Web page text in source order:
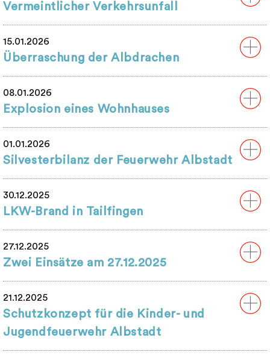
Vermeintlicher Verkehrsunfall
15.01.2026
Überraschung der Albdrachen
08.01.2026
Explosion eines Wohnhauses
01.01.2026
Silvesterbilanz der Feuerwehr Albstadt
30.12.2025
LKW-Brand in Tailfingen
27.12.2025
Zwei Einsätze am 27.12.2025
21.12.2025
Schutzkonzept für die Kinder- und
Jugendfeuerwehr Albstadt